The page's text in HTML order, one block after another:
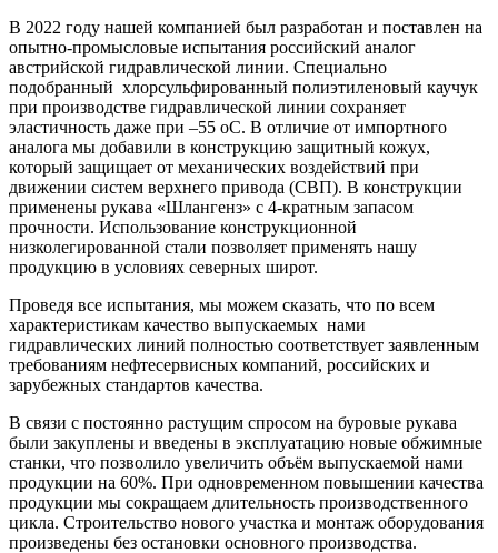
В 2022 году нашей компанией был разработан и поставлен на
опытно-промысловые испытания российский аналог
австрийской гидравлической линии. Специально
подобранный хлорсульфированный полиэтиленовый каучук
при производстве гидравлической линии сохраняет
эластичность даже при –55 оС. В отличие от импортного
аналога мы добавили в конструкцию защитный кожух,
который защищает от механических воздействий при
движении систем верхнего привода (СВП). В конструкции
применены рукава «Шлангенз» с 4-кратным запасом
прочности. Использование конструкционной
низколегированной стали позволяет применять нашу
продукцию в условиях северных широт.
Проведя все испытания, мы можем сказать, что по всем
характеристикам качество выпускаемых нами
гидравлических линий полностью соответствует заявленным
требованиям нефтесервисных компаний, российских и
зарубежных стандартов качества.
В связи с постоянно растущим спросом на буровые рукава
были закуплены и введены в эксплуатацию новые обжимные
станки, что позволило увеличить объём выпускаемой нами
продукции на 60%. При одновременном повышении качества
продукции мы сокращаем длительность производственного
цикла. Строительство нового участка и монтаж оборудования
произведены без остановки основного производства.